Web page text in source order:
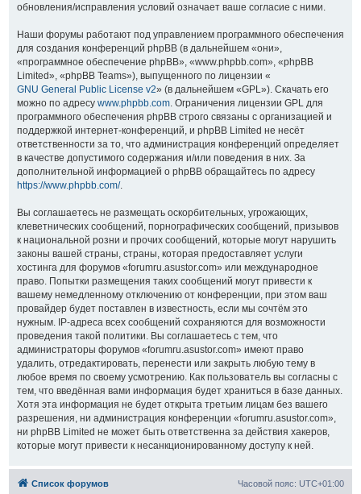
обновления/исправления условий означает ваше согласие с ними.
Наши форумы работают под управлением программного обеспечения
для создания конференций phpBB (в дальнейшем «они»,
«программное обеспечение phpBB», «www.phpbb.com», «phpBB
Limited», «phpBB Teams»), выпущенного по лицензии «
GNU General Public License v2» (в дальнейшем «GPL»). Скачать его
можно по адресу www.phpbb.com. Ограничения лицензии GPL для
программного обеспечения phpBB строго связаны с организацией и
поддержкой интернет-конференций, и phpBB Limited не несёт
ответственности за то, что администрация конференций определяет
в качестве допустимого содержания и/или поведения в них. За
дополнительной информацией о phpBB обращайтесь по адресу
https://www.phpbb.com/.
Вы соглашаетесь не размещать оскорбительных, угрожающих,
клеветнических сообщений, порнографических сообщений, призывов
к национальной розни и прочих сообщений, которые могут нарушить
законы вашей страны, страны, которая предоставляет услуги
хостинга для форумов «forumru.asustor.com» или международное
право. Попытки размещения таких сообщений могут привести к
вашему немедленному отключению от конференции, при этом ваш
провайдер будет поставлен в известность, если мы сочтём это
нужным. IP-адреса всех сообщений сохраняются для возможности
проведения такой политики. Вы соглашаетесь с тем, что
администраторы форумов «forumru.asustor.com» имеют право
удалить, отредактировать, перенести или закрыть любую тему в
любое время по своему усмотрению. Как пользователь вы согласны с
тем, что введённая вами информация будет храниться в базе данных.
Хотя эта информация не будет открыта третьим лицам без вашего
разрешения, ни администрация конференции «forumru.asustor.com»,
ни phpBB Limited не может быть ответственна за действия хакеров,
которые могут привести к несанкционированному доступу к ней.
Список форумов Часовой пояс: UTC+01:00